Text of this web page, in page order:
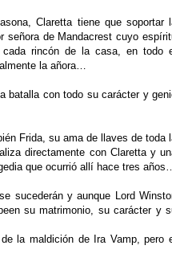
Claretta tiene que soportar
señora de Mandacrest cuyo
rincón de la casa, en todo
la añora…
batalla con todo su carácter y
Frida, su ama de llaves de toda
directamente con Claretta y
que ocurrió allí hace tres
sucederán y aunque Lord
su matrimonio, su carácter y
la maldición de Ira Vamp, pero